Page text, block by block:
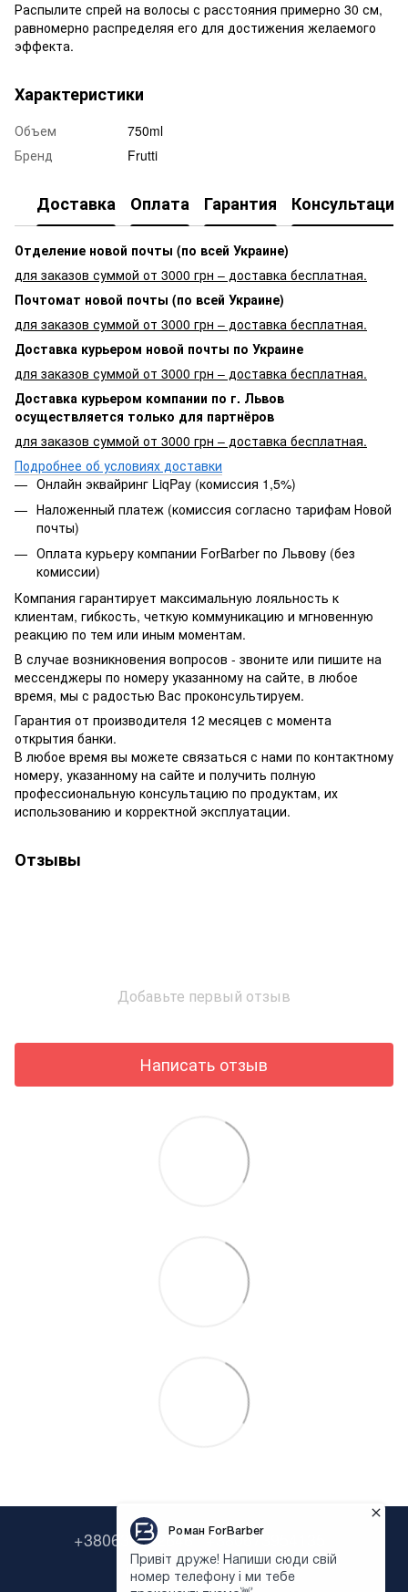
Распылите спрей на волосы с расстояния примерно 30 см,
равномерно распределяя его для достижения желаемого
эффекта.
Характеристики
Объем
750ml
Бренд
Frutti
Доставка Оплата Гарантия Консультация
Отделение новой почты (по всей Украине)
для заказов суммой от 3000 грн – доставка бесплатная.
Почтомат новой почты (по всей Украине)
для заказов суммой от 3000 грн – доставка бесплатная.
Доставка курьером новой почты по Украине
для заказов суммой от 3000 грн – доставка бесплатная.
Доставка курьером компании по г. Львов
осуществляется только для партнёров
для заказов суммой от 3000 грн – доставка бесплатная.
Подробнее об условиях доставки
Онлайн эквайринг LiqPay (комиссия 1,5%)
Наложенный платеж (комиссия согласно тарифам Новой
почты)
Оплата курьеру компании ForBarber по Львову (без
комиссии)
Компания гарантирует максимальную лояльность к
клиентам, гибкость, четкую коммуникацию и мгновенную
реакцию по тем или иным моментам.
В случае возникновения вопросов - звоните или пишите на
мессенджеры по номеру указанному на сайте, в любое
время, мы с радостью Вас проконсультируем.
Гарантия от производителя 12 месяцев с момента
открытия банки.
В любое время вы можете связаться с нами по контактному
номеру, указанному на сайте и получить полную
профессиональную консультацию по продуктам, их
использованию и корректной эксплуатации.
Отзывы
Добавьте первый отзыв
Написать отзыв
+380638322646 +380673954135
Контактная информация